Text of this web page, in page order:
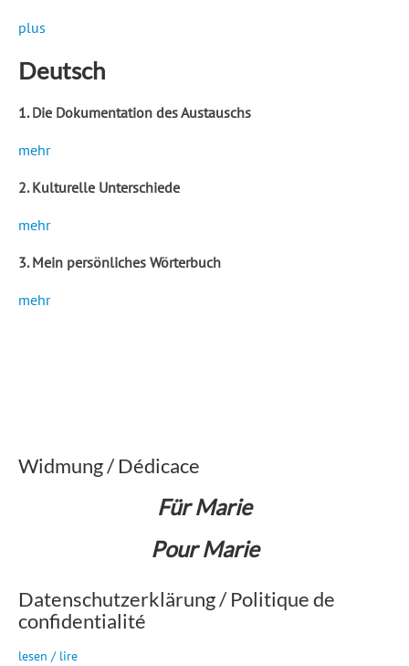
plus
Deutsch
1. Die Dokumentation des Austauschs
mehr
2. Kulturelle Unterschiede
mehr
3. Mein persönliches Wörterbuch
mehr
Widmung / Dédicace
Für Marie
Pour Marie
Datenschutzerklärung / Politique de
confidentialité
lesen / lire